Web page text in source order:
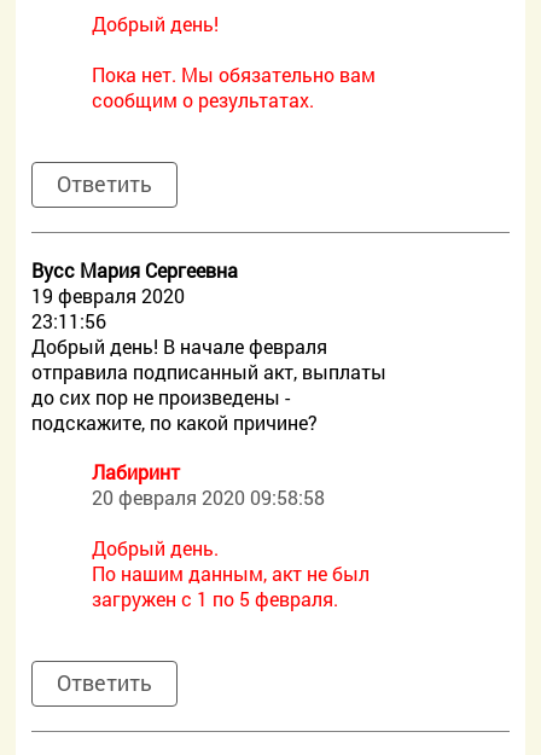
Добрый день!
Пока нет. Мы обязательно вам
сообщим о результатах.
Ответить
Вусс Мария Сергеевна
19 февраля 2020
23:11:56
Добрый день! В начале февраля
отправила подписанный акт, выплаты
до сих пор не произведены -
подскажите, по какой причине?
Лабиринт
20 февраля 2020 09:58:58
Добрый день.
По нашим данным, акт не был
загружен с 1 по 5 февраля.
Ответить